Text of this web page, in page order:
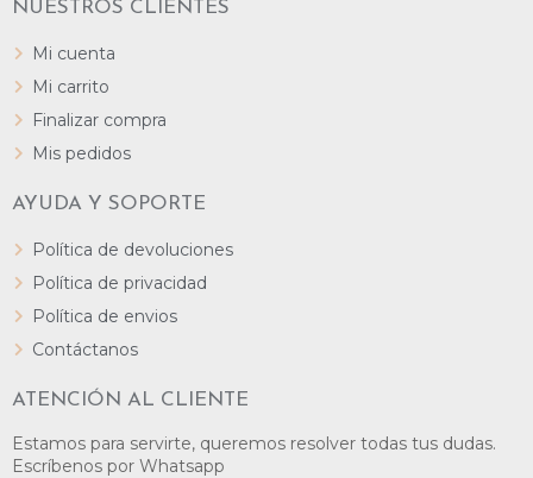
NUESTROS CLIENTES
Mi cuenta
Mi carrito
Finalizar compra
Mis pedidos
AYUDA Y SOPORTE
Política de devoluciones
Política de privacidad
Política de envios
Contáctanos
ATENCIÓN AL CLIENTE
Estamos para servirte, queremos resolver todas tus dudas.
Escríbenos por Whatsapp